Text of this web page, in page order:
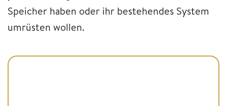
Speicher haben oder ihr bestehendes System
umrüsten wollen.